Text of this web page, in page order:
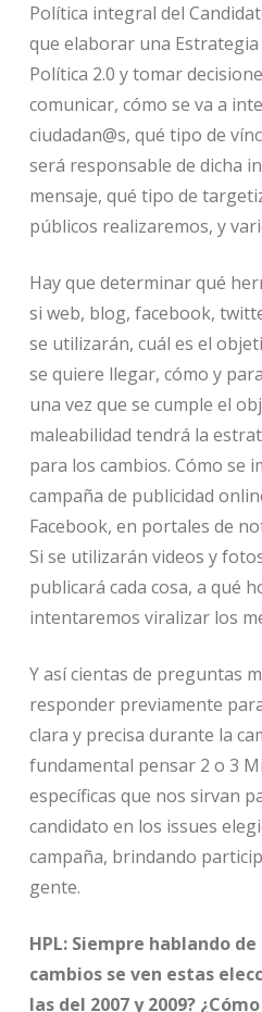
Política integral del
que elaborar una Estrategia
Política 2.0 y tomar
comunicar, cómo se va a
ciudadan@s, qué tipo de
será responsable de dicha
mensaje, qué tipo de
públicos realizaremos, y
Hay que determinar qué
si web, blog, facebook,
se utilizarán, cuál es el
se quiere llegar, cómo y
una vez que se cumple el
maleabilidad tendrá la
para los cambios. Cómo se
campaña de publicidad
Facebook, en portales de
Si se utilizarán videos y
publicará cada cosa, a qué
intentaremos viralizar los
Y así cientas de preguntas
responder previamente
clara y precisa durante la
fundamental pensar 2 o 3
específicas que nos sirvan
candidato en los issues
campaña, brindando
gente.
HPL: Siempre hablando
cambios se ven estas
las del 2007 y 2009?